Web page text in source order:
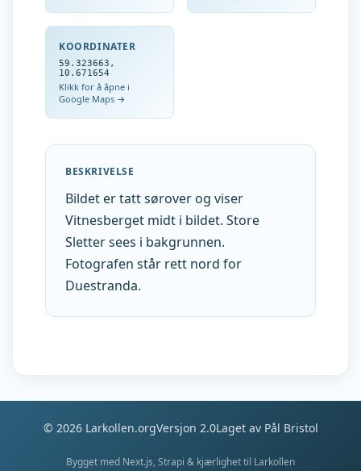
KOORDINATER
59.323663 ,
10.671654
Klikk for å åpne i
Google Maps →
BESKRIVELSE
Bildet er tatt sørover og viser
Vitnesberget midt i bildet. Store
Sletter sees i bakgrunnen.
Fotografen står rett nord for
Duestranda.
© 2026Larkollen.orgVersjon 2.0Laget av Pål Bristol
Bygget med Next.js, Strapi & kjærlighet til Larkollen